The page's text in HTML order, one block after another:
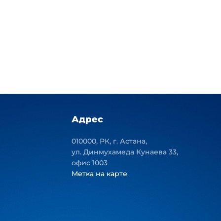
Адрес
010000, РК, г. Астана,
ул. Динмухамеда Кунаева 33,
офис 1003
Метка на карте